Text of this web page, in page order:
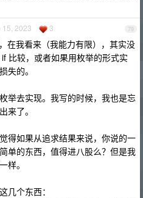
79
15, 2023 3
在我看来（我能力有限），其实没
比较，或者如果用枚举的形式实
失的。
举去实现。我写的时候，我也是忘
来了。
得如果从追求结果来说，你说的一
单的东西，值得进八股么？但是我
样。
几个东西：